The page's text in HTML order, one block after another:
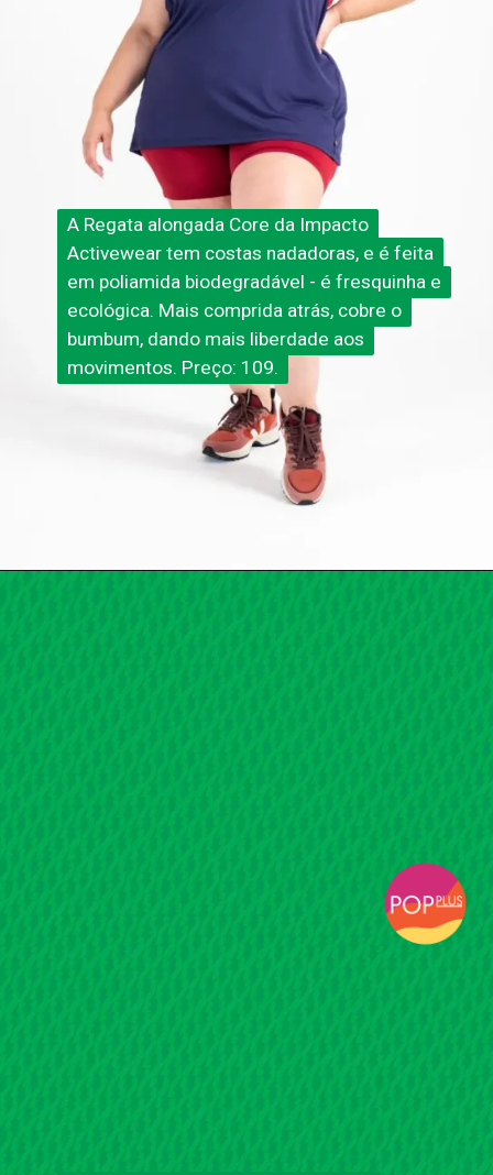
A Regata alongada Core da Impacto
Activewear tem costas nadadoras, e é feita
em poliamida biodegradável - é fresquinha e
ecológica. Mais comprida atrás, cobre o
bumbum, dando mais liberdade aos
movimentos. Preço: 109.
ARegata alongada Core da Impacto
Activewear tem costas nadadoras, e é feita
em poliamida biodegradável - é fresquinha e
ecológica. Mais comprida atrás, cobre o
bumbum, dando mais liberdade aos
movimentos. Preço: 109.